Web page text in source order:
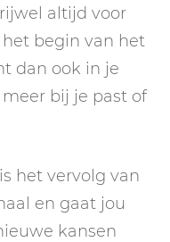
altijd voor
begin van het
dan ook in je
bij je past of
het vervolg van
en gaat jou
kansen